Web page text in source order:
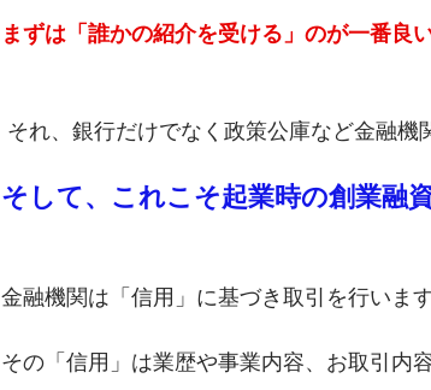
まずは「誰かの紹介を受ける」のが一番良い
それ、銀行だけでなく政策公庫など金融機
そして、これこそ起業時の創業融
金融機関は「信用」に基づき取引を行います
その「信用」は業歴や事業内容、お取引内